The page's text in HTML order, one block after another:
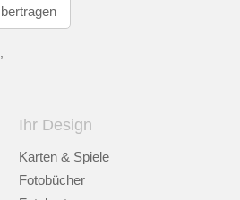
Ihr Design
Karten & Spiele
Fotobücher